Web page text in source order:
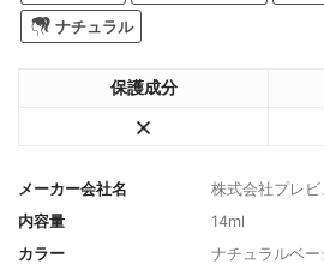
ナチュラル
保護成分
メーカー会社名
株式会社プレビ
内容量
14ml
カラー
ナチュラルベ